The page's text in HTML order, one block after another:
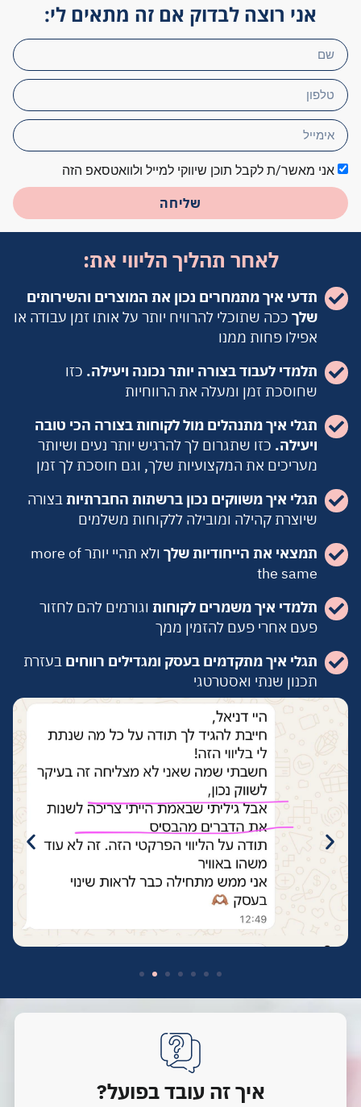
אני רוצה לבדוק אם זה מתאים לי:
אני מאשר/ת לקבל תוכן שיווקי למייל ולוואטסאפ הזה
שליחה
לאחר תהליך הליווי את:
תדעי איך מתמחרים נכון את המוצרים והשירותים
שלך ככה שתוכלי להרוויח יותר על אותו זמן עבודה או
אפילו פחות ממנו
תלמדי לעבוד בצורה יותר נכונה ויעילה. כזו
שחוסכת זמן ומעלה את הרווחיות
תגלי איך מתנהלים מול לקוחות בצורה הכי טובה
ויעילה. כזו שתגרום לך להרגיש יותר נעים ושיותר
מעריכים את המקצועיות שלך, וגם חוסכת לך זמן
תגלי איך משווקים נכון ברשתות החברתיות בצורה
שיוצרת קהילה ומובילה ללקוחות משלמים
תמצאי את הייחודיות שלך
ולא תהיי יותר more of
the same
תלמדי איך משמרים לקוחות וגורמים להם לחזור
פעם אחרי פעם להזמין ממך
תגלי איך מתקדמים בעסק ומגדילים רווחים בעזרת
תכנון שנתי ואסטרטגי
איך זה עובד בפועל?